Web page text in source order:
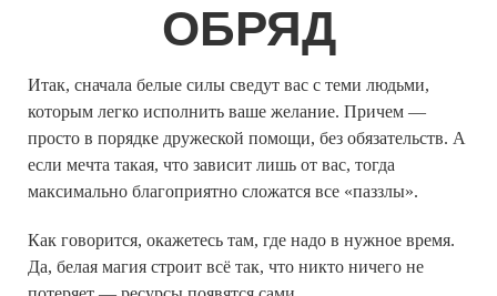
ОБРЯД
Итак, сначала белые силы сведут вас с теми людьми,
которым легко исполнить ваше желание. Причем —
просто в порядке дружеской помощи, без обязательств. А
если мечта такая, что зависит лишь от вас, тогда
максимально благоприятно сложатся все «паззлы».
Как говорится, окажетесь там, где надо в нужное время.
Да, белая магия строит всё так, что никто ничего не